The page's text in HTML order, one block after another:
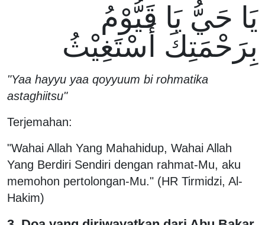
يَا حَيُّ يَا قَيُّوْمُ
بِرَحْمَتِكَ أَسْتَغِيْثُ
"Yaa hayyu yaa qoyyuum bi rohmatika
astaghiitsu"
Terjemahan:
"Wahai Allah Yang Mahahidup, Wahai Allah
Yang Berdiri Sendiri dengan rahmat-Mu, aku
memohon pertolongan-Mu." (HR Tirmidzi, Al-
Hakim)